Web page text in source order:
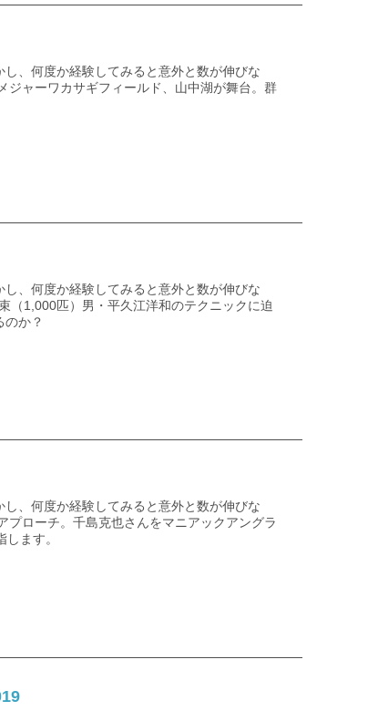
、何度か経験してみると意外と数が伸びな
ジャーワカサギフィールド、山中湖が舞台。群
、何度か経験してみると意外と数が伸びな
（1,000匹）男・平久江洋和のテクニックに迫
のか？
、何度か経験してみると意外と数が伸びな
ローチ。千島克也さんをマニアックアングラ
ます。